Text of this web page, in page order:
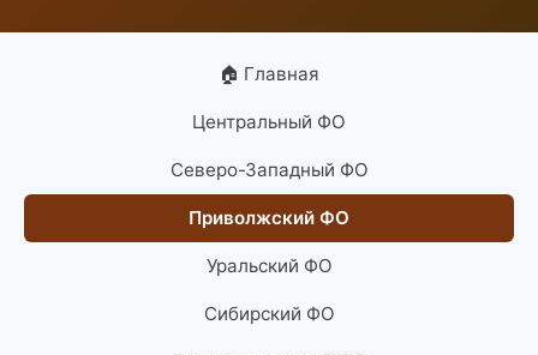
🏠 Главная
Центральный ФО
Северо-Западный ФО
Приволжский ФО
Уральский ФО
Сибирский ФО